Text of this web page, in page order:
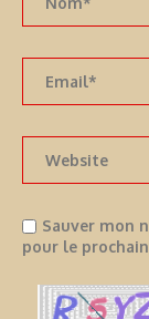
Sauver mon
pour le